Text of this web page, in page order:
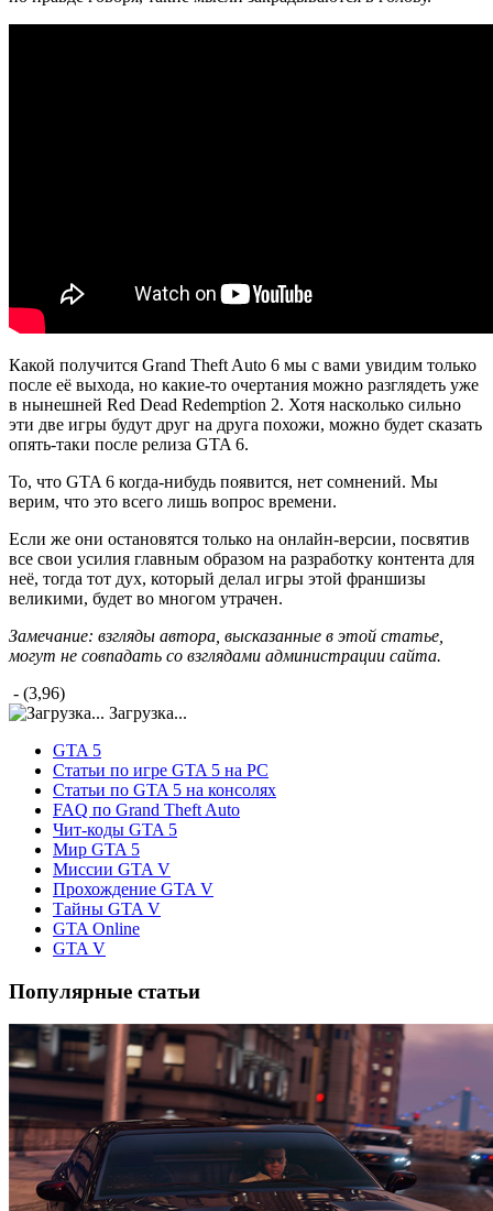
Какой получится Grand Theft Auto 6 мы с вами увидим только
после её выхода, но какие-то очертания можно разглядеть уже
в нынешней Red Dead Redemption 2. Хотя насколько сильно
эти две игры будут друг на друга похожи, можно будет сказать
опять-таки после релиза GTA 6.
То, что GTA 6 когда-нибудь появится, нет сомнений. Мы
верим, что это всего лишь вопрос времени.
Если же они остановятся только на онлайн-версии, посвятив
все свои усилия главным образом на разработку контента для
неё, тогда тот дух, который делал игры этой франшизы
великими, будет во многом утрачен.
Замечание: взгляды автора, высказанные в этой статье,
могут не совпадать со взглядами администрации сайта.
- (3,96)
Загрузка...
GTA 5
Статьи по игре GTA 5 на PC
Статьи по GTA 5 на консолях
FAQ по Grand Theft Auto
Чит-коды GTA 5
Мир GTA 5
Миссии GTA V
Прохождение GTA V
Тайны GTA V
GTA Online
GTA V
Популярные статьи